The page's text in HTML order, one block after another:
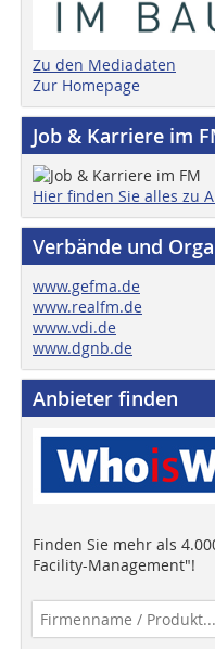
Zu den Mediadaten
Zur Homepage
Job & Karriere im
Hier finden Sie alles zu
Verbände und
www.gefma.de
www.realfm.de
www.vdi.de
www.dgnb.de
Anbieter finden
Finden Sie mehr als
Facility-Management"!